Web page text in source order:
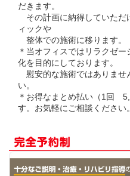
だきます。
その計画に納得していただ
ィックや
整体での施術に移ります。
＊当オフィスではリラクゼ
化を目的にしております。
慰安的な施術ではありませ
い。
＊お得なまとめ払い（1回
す。お気軽にご相談ください。